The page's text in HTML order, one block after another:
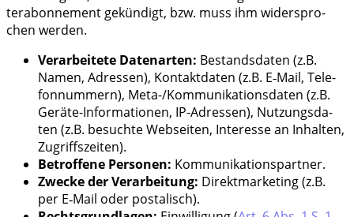
terabon­ne­ment gekün­digt, bzw. muss ihm wider­spro­
chen werden.
Ver­ar­bei­te­te Daten­ar­ten: Bestands­da­ten (z.B.
Namen, Adres­sen), Kon­takt­da­ten (z.B. E‑Mail, Tele­
fon­num­mern), Meta-/Kom­mu­ni­ka­ti­ons­da­ten (z.B.
Gerä­te-Infor­ma­tio­nen, IP-Adres­sen), Nut­zungs­da­
ten (z.B. besuch­te Web­sei­ten, Inter­es­se an Inhal­ten,
Zugriffszeiten).
Betrof­fe­ne Per­so­nen: Kommunikationspartner.
Zwe­cke der Ver­ar­bei­tung: Direkt­mar­ke­ting (z.B.
per E‑Mail oder postalisch).